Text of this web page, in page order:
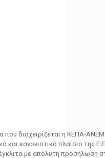
που διαχειρίζεται η ΚΕΠΑ-
και κανονιστικό πλαίσιο της
με απόλυτη προσήλωση